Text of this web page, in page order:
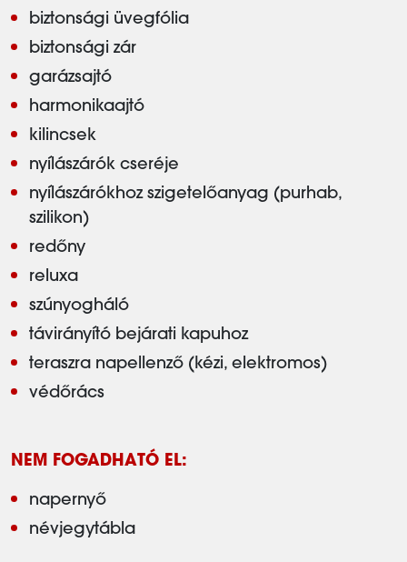
biztonsági üvegfólia
biztonsági zár
garázsajtó
harmonikaajtó
kilincsek
nyílászárók cseréje
nyílászárókhoz szigetelőanyag (purhab,
szilikon)
redőny
reluxa
szúnyogháló
távirányító bejárati kapuhoz
teraszra napellenző (kézi, elektromos)
védőrács
NEM FOGADHATÓ EL:
napernyő
névjegytábla